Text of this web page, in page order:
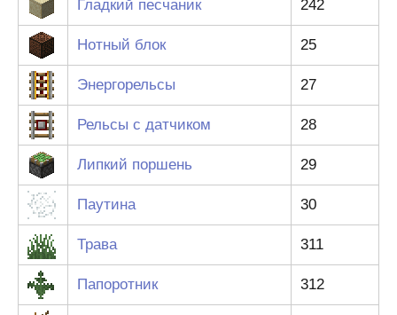
Гладкий песчаник 242
Нотный блок 25
Энергорельсы 27
Рельсы с датчиком 28
Липкий поршень 29
Паутина 30
Трава 311
Папоротник 312